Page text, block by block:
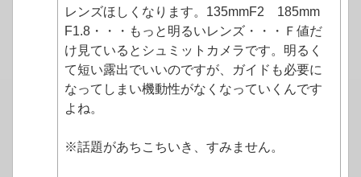
レンズほしくなります。135mmF2 185mm
F1.8・・・もっと明るいレンズ・・・Ｆ値だ
け見ているとシュミットカメラです。明るく
て短い露出でいいのですが、ガイドも必要に
なってしまい機動性がなくなっていくんです
よね。
※話題があちこちいき、すみません。